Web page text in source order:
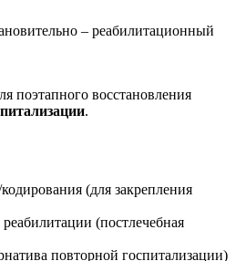
– реабилитационный
поэтапного восстановления
.
(для закрепления
(постлечебная
повторной госпитализации)